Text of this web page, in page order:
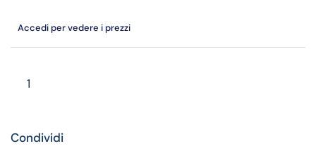
Accedi per vedere i prezzi
Condividi